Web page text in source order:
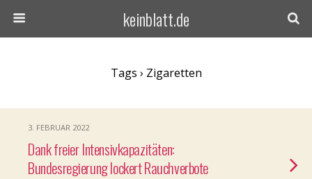
keinblatt.de
Tags › Zigaretten
3. FEBRUAR 2022
Dank freier Intensivkapazitäten:
Bundesregierung lockert Rauchverbote